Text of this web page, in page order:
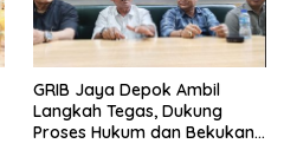
GRIB Jaya Depok Ambil
Langkah Tegas, Dukung
Proses Hukum dan Bekukan